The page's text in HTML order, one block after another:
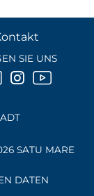
DATEN
SATU MARE
SIE UNS